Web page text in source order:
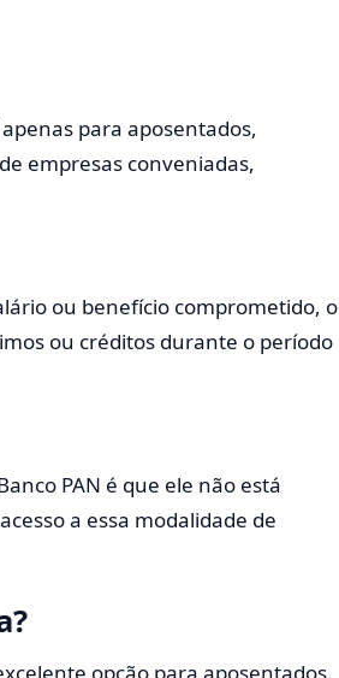
para aposentados,
empresas conveniadas,
ou benefício comprometido, o
ou créditos durante o período
PAN é que ele não está
a essa modalidade de